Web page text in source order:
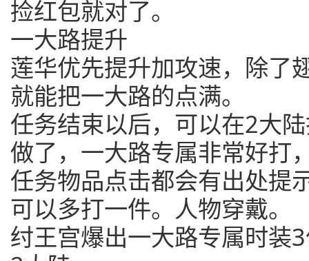
捡红包就对了。
一大路提升
莲华优先提升加攻速，除了
就能把一大路的点满。
任务结束以后，可以在2大
做了，一大路专属非常好打
任务物品点击都会有出处提
可以多打一件。人物穿戴。
纣王宫爆出一大路专属时装